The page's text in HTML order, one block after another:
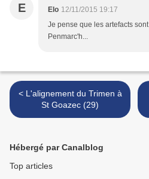
E Elo 12/11/2015 19:17
Je pense que les artefacts
Penmarc'h...
< L'alignement du Trimen à
St Goazec (29)
Hébergé par Canalblog
Top articles